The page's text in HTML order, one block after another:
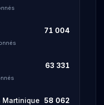
71 004
63 331
Martinique 58 062